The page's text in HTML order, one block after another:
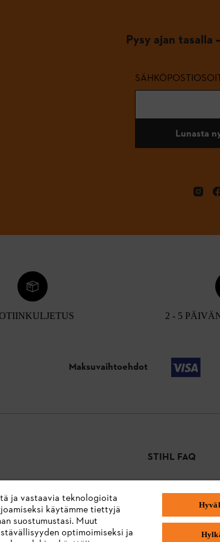
Pysy ajan tasalla
Lunasta
2 - 5
Maksuvaihtoehdot
Line
STIHL FAQ
Toimitus ja toimitus
Takaisin alkuun
ja vastaavia teknologioita
käytämme tiettyjä
suostumustasi. Muut
optimoimiseksi ja